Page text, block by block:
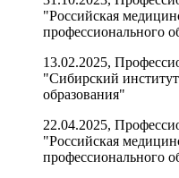
"Российская
профессионального
13.02.2025,
"Сибирский
образования"
22.04.2025,
"Российская
профессионального